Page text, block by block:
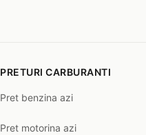
PRETURI CARBURANTI
Pret benzina azi
Pret motorina azi